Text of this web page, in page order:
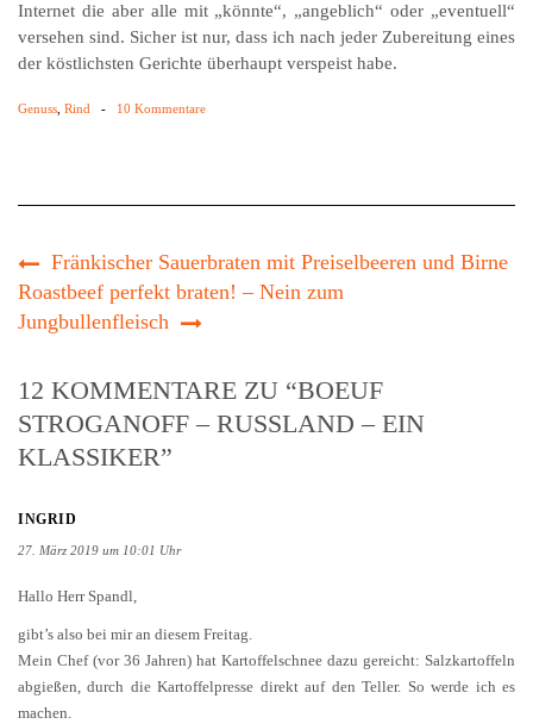
Internet die aber alle mit „könnte“, „angeblich“ oder „eventuell“
versehen sind. Sicher ist nur, dass ich nach jeder Zubereitung eines
der köstlichsten Gerichte überhaupt verspeist habe.
Genuss Rind - 10 Kommentare
Fränkischer Sauerbraten mit Preiselbeeren und Birne
Roastbeef perfekt braten! – Nein zum
Jungbullenfleisch
12 KOMMENTARE ZU “BOEUF
STROGANOFF – RUSSLAND – EIN
KLASSIKER”
INGRID
27. März 2019 um 10:01 Uhr
Hallo Herr Spandl,
gibt’s also bei mir an diesem Freitag.
Mein Chef (vor 36 Jahren) hat Kartoffelschnee dazu gereicht: Salzkartoffeln
abgießen, durch die Kartoffelpresse direkt auf den Teller. So werde ich es
machen.